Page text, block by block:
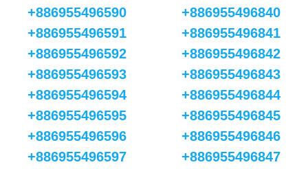
+886955496590
+886955496591
+886955496592
+886955496593
+886955496594
+886955496595
+886955496596
+886955496597
+886955496840
+886955496841
+886955496842
+886955496843
+886955496844
+886955496845
+886955496846
+886955496847